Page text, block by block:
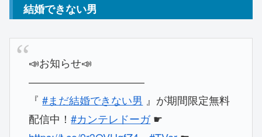
結婚できない男
📣お知らせ📣
―――――――――――
『#まだ結婚できない男 』が期間限定無料
配信中！#カンテレドーガ☛